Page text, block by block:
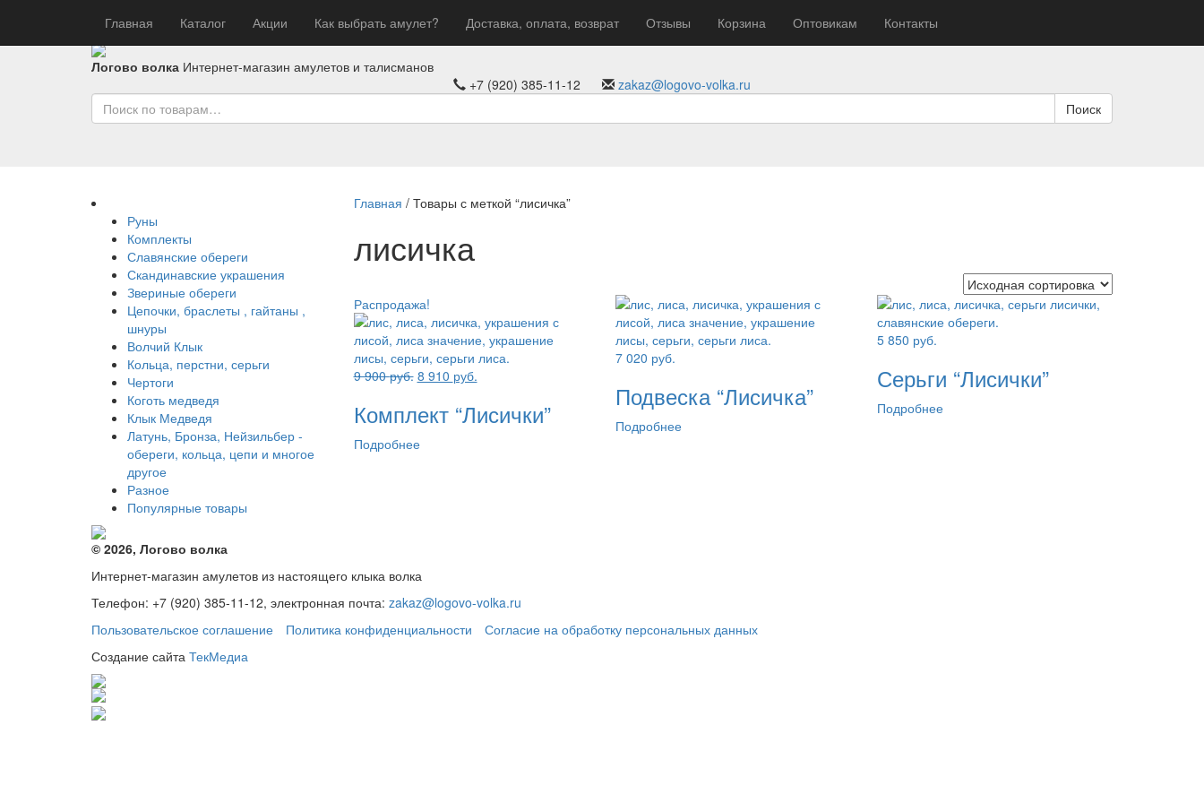
Главная Каталог Акции Как выбрать амулет? Доставка, оплата, возврат Отзывы Корзина Оптовикам Контакты
Логово волка Интернет-магазин амулетов и талисманов
+7 (920) 385-11-12
zakaz@logovo-volka.ru
Поиск
Руны
Комплекты
Славянские обереги
Скандинавские украшения
Звериные обереги
Цепочки, браслеты , гайтаны ,
шнуры
Волчий Клык
Кольца, перстни, серьги
Чертоги
Коготь медведя
Клык Медведя
Латунь, Бронза, Нейзильбер -
обереги, кольца, цепи и многое
другое
Разное
Популярные товары
Главная / Товары с меткой “лисичка”
лисичка
Распродажа!
9 900руб. Первоначальная
составляла
9
900 руб..
8 910 руб.Текущая
8
910 руб..
Комплект “Лисички”
Подробнее
7 020 руб.
Подвеска “Лисичка”
Подробнее
5 850 руб.
Серьги “Лисички”
Подробнее
© 2026, Логово волка
Интернет-магазин амулетов из настоящего клыка волка
Телефон: +7 (920) 385-11-12, электронная почта: zakaz@logovo-volka.ru
Пользовательское соглашение
Политика конфиденциальности
Согласие на обработку персональных данных
Создание сайта ТекМедиа